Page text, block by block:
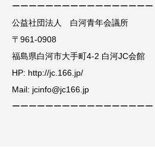
ーーーーーーーーーーーーーーーーー
公益社団法人 白河青年会議所
〒961-0908
福島県白河市大手町4-2 白河JC会館
HP: http://jc.166.jp/
Mail: jcinfo@jc166.jp
ーーーーーーーーーーーーーーーーー